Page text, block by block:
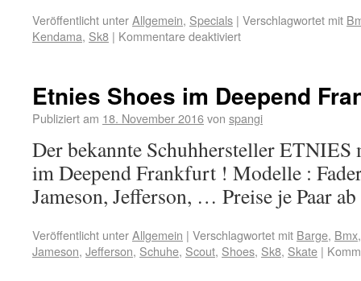
Veröffentlicht unterAllgemein, Specials | Verschlagwortet mit
Kendama, Sk8 | Kommentare deaktiviert
Etnies Shoes im Deepend
Publiziert am 18. November 2016von spangi
Der bekannte Schuhhersteller
im Deepend Frankfurt ! Modelle :
Jameson, Jefferson, … Preise je Paar
Veröffentlicht unterAllgemein | Verschlagwortet mit Barge, Bmx
Jameson, Jefferson, Schuhe, Scout, Shoes, Sk8, Skate |